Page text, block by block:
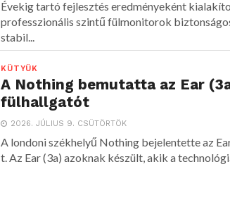
Évekig tartó fejlesztés eredményeként
professzionális szintű fülmonitorok
stabil...
KÜTYÜK
A Nothing bemutatta az Ear
fülhallgatót
2026. JÚLIUS 9. CSÜTÖRTÖK
A londoni székhelyű Nothing bejelentette az
t. Az Ear (3a) azoknak készült, akik a